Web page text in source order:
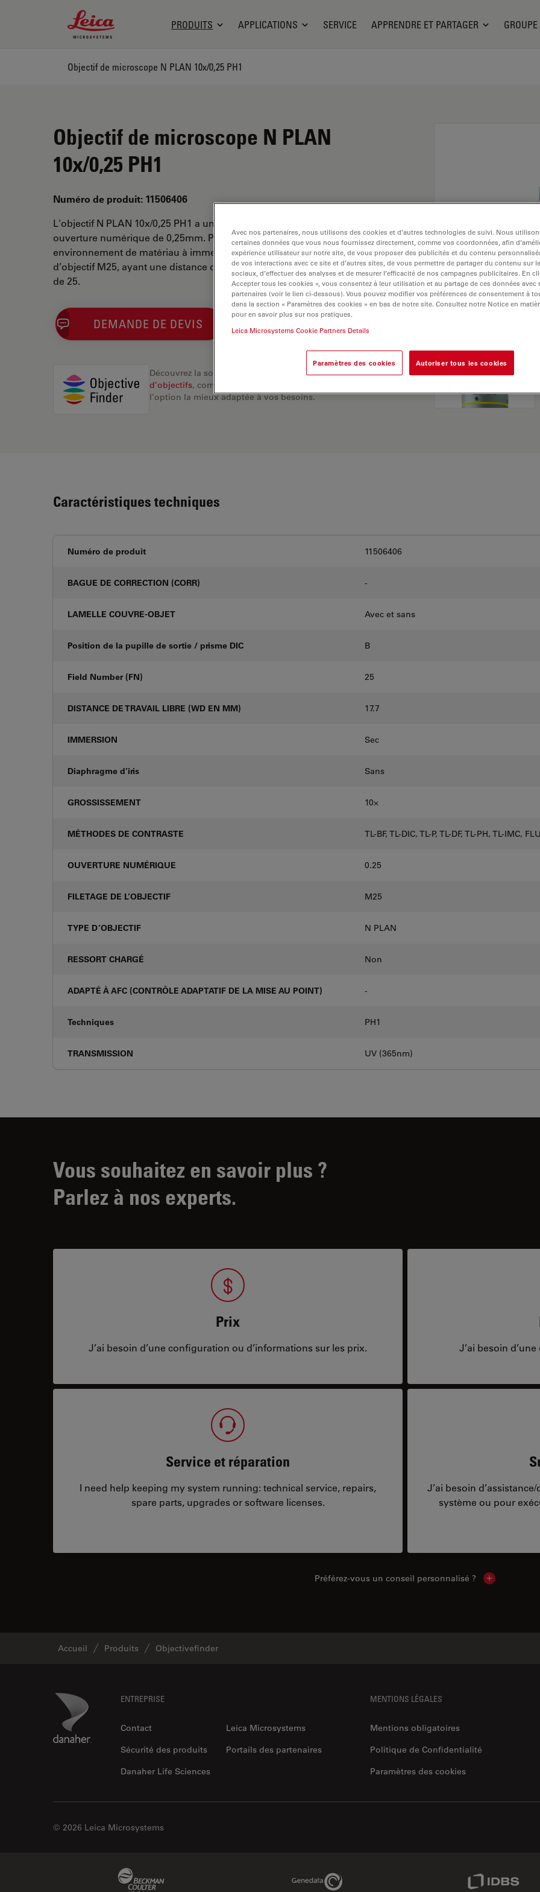
Leica Microsystems Logo
PRODUITS APPLICATIONS SERVICE APPRENDRE ET PARTAGER GROUPE
Objectif de microscope N PLAN 10x/0,25 PH1
Objectif de microscope N PLAN
10x/0,25 PH1
Numéro de produit: 11506406
L'objectif N PLAN 10x/0,25 PH1 a un grossissement de 10x et une
ouverture numérique de 0,25mm. Pour une utilisation dans un
environnement de matériau à immersion sèche et fixé avec un filetage
d’objectif M25, ayant une distance de travail libre de 17,7 mm et un FN
de 25.
DEMANDE DE DEVIS
Découvrez la solution idéale. Explorez notresélecteur
d’objectifs, comparez les alternatives et trouvez
l’option la mieux adaptée à vos besoins.
Caractéristiques techniques
Numéro de produit 11506406
BAGUE DE CORRECTION (CORR) -
LAMELLE COUVRE-OBJET Avec et sans
Position de la pupille de sortie / prisme DIC B
Field Number (FN) 25
DISTANCE DE TRAVAIL LIBRE (WD EN MM) 17.7
IMMERSION Sec
Diaphragme d’iris Sans
GROSSISSEMENT 10⨉
MÉTHODES DE CONTRASTE TL-BF, TL-DIC, TL-P, TL-DF, TL-PH, TL-IMC,
OUVERTURE NUMÉRIQUE 0.25
FILETAGE DE L’OBJECTIF M25
TYPE D’OBJECTIF N PLAN
RESSORT CHARGÉ Non
ADAPTÉ À AFC (CONTRÔLE ADAPTATIF DE LA MISE AU POINT) -
Techniques PH1
TRANSMISSION UV (365nm)
Vous souhaitez en savoir plus ?
Parlez à nos experts.
Prix
J’ai besoin d’une configuration ou d’informations sur les prix. J’ai besoin
Service et réparation
I need help keeping my system running: technical service, repairs,
spare parts, upgrades or software licenses.
J’ai besoin
système ou pour
Préférez-vous un conseil personnalisé ? Show local
Accueil Produits Objectivefinder
Danaher Logo ENTREPRISE
Contact
Leica Microsystems
Sécurité des produits
Portails des partenaires
Danaher Life Sciences
MENTIONS LÉGALES
Mentions obligatoires
Politique de Confidentialité
Paramètres des cookies
© 2026 Leica Microsystems
Genedata Link
Avec nos partenaires, nous utilisons des cookies et d’autres technologies de suivi. Nous
certaines données que vous nous fournissez directement, comme vos coordonnées, afin
expérience utilisateur sur notre site, de vous proposer des publicités et du contenu
de vos interactions avec ce site et d’autres sites, de vous permettre de partager du contenu sur
sociaux, d’effectuer des analyses et de mesurer l’efficacité de nos campagnes publicitaires. En
Accepter tous les cookies », vous consentez à leur utilisation et au partage de ces données avec
partenaires (voir le lien ci-dessous). Vous pouvez modifier vos préférences de consentement à
dans la section « Paramètres des cookies » en bas de notre site. Consultez notre Notice en
pour en savoir plus sur nos pratiques.
Leica Microsystems Cookie Partners Details
Paramètres des cookies Autoriser tous les cookies